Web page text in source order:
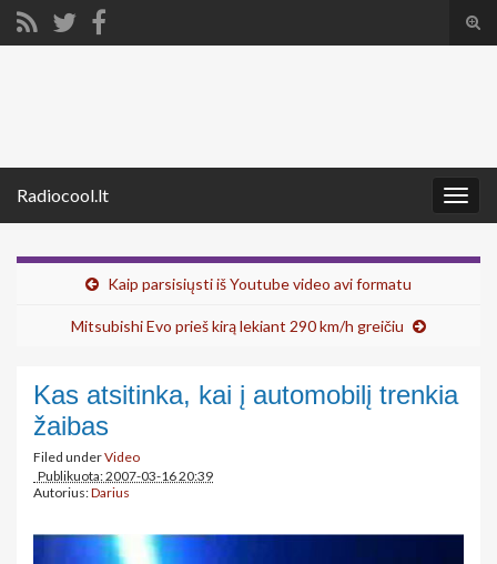
Radiocool.lt
Kaip parsisiųsti iš Youtube video avi formatu
Mitsubishi Evo prieš kirą lekiant 290 km/h greičiu
Kas atsitinka, kai į automobilį trenkia
žaibas
Filed underVideo
Publikuota: 2007-03-16 20:39
Autorius:Darius